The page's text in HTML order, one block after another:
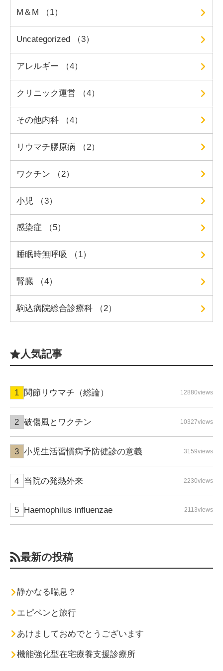
M＆M （1）
Uncategorized （3）
アレルギー （4）
クリニック運営 （4）
その他内科 （4）
リウマチ膠原病 （2）
ワクチン （2）
小児 （3）
感染症 （5）
睡眠時無呼吸 （1）
腎臓 （4）
駒込病院総合診療科 （2）
人気記事
関節リウマチ（総論） 12880views
破傷風とワクチン 10327views
小児生活習慣病予防健診の意義 3159views
当院の発熱外来 2230views
Haemophilus influenzae 2113views
最新の投稿
静かなる喘息？
エピペンと旅行
あけましておめでとうございます
機能強化型在宅療養支援診療所